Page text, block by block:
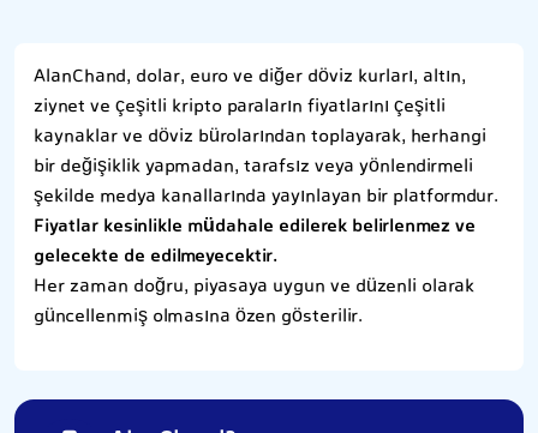
AlanChand, dolar, euro ve diğer döviz kurları, altın,
ziynet ve çeşitli kripto paraların fiyatlarını çeşitli
kaynaklar ve döviz bürolarından toplayarak, herhangi
bir değişiklik yapmadan, tarafsız veya yönlendirmeli
şekilde medya kanallarında yayınlayan bir platformdur.
Fiyatlar kesinlikle müdahale edilerek belirlenmez ve
gelecekte de edilmeyecektir.
Her zaman doğru, piyasaya uygun ve düzenli olarak
güncellenmiş olmasına özen gösterilir.